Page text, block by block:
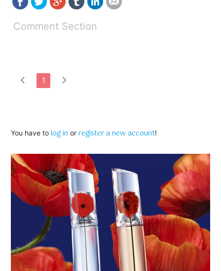
Comment Section
chevron_left 1 chevron_right
You have tolog in orregister a new account!